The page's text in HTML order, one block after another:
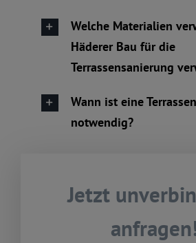
Welche Materialien
Häderer Bau für die
Terrassensanierung
Wann ist eine
notwendig?
Jetzt